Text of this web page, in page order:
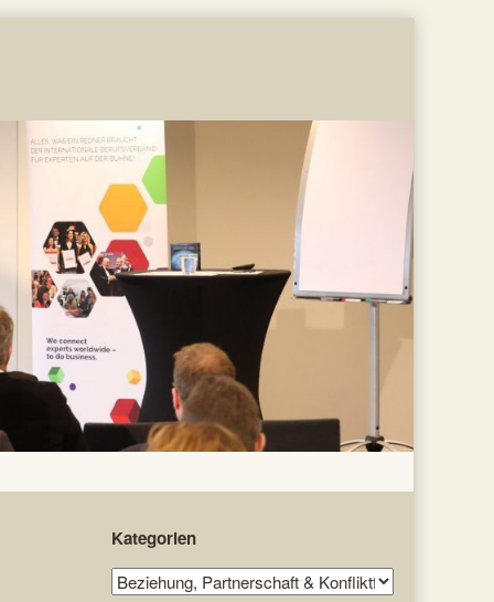
Primary
Sidebar
Kategorien
Kategorien